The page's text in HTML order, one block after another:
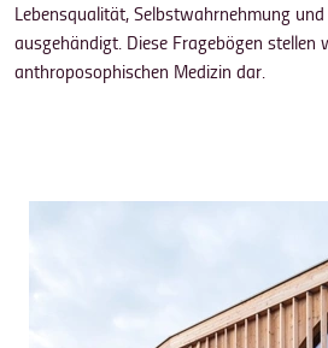
Lebensqualität, Selbstwahrnehmung
ausgehändigt. Diese Fragebögen stellen
anthroposophischen Medizin dar.